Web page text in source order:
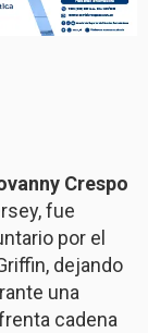
Crespo
fue
por el
dejando
una
cadena